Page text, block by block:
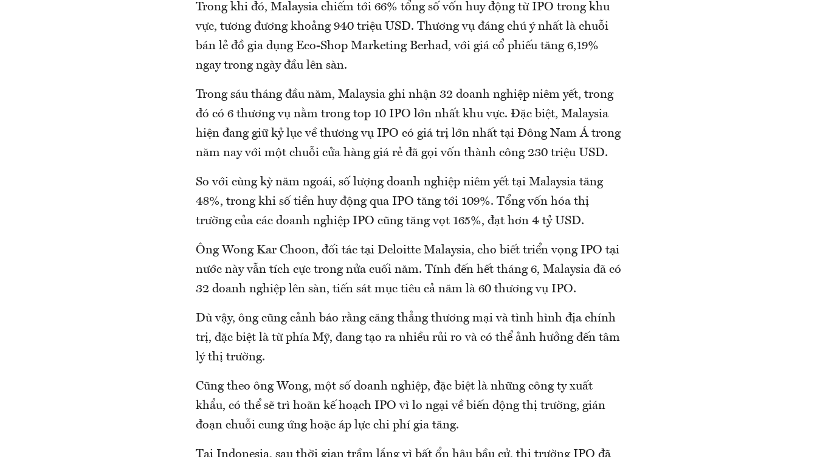
Trong khi đó, Malaysia chiếm tới 66% tổng số vốn huy động từ IPO trong khu
vực, tương đương khoảng 940 triệu USD. Thương vụ đáng chú ý nhất là chuỗi
bán lẻ đồ gia dụng Eco-Shop Marketing Berhad, với giá cổ phiếu tăng 6,19%
ngay trong ngày đầu lên sàn.
Trong sáu tháng đầu năm, Malaysia ghi nhận 32 doanh nghiệp niêm yết, trong
đó có 6 thương vụ nằm trong top 10 IPO lớn nhất khu vực. Đặc biệt, Malaysia
hiện đang giữ kỷ lục về thương vụ IPO có giá trị lớn nhất tại Đông Nam Á trong
năm nay với một chuỗi cửa hàng giá rẻ đã gọi vốn thành công 230 triệu USD.
So với cùng kỳ năm ngoái, số lượng doanh nghiệp niêm yết tại Malaysia tăng
48%, trong khi số tiền huy động qua IPO tăng tới 109%. Tổng vốn hóa thị
trường của các doanh nghiệp IPO cũng tăng vọt 165%, đạt hơn 4 tỷ USD.
Ông Wong Kar Choon, đối tác tại Deloitte Malaysia, cho biết triển vọng IPO tại
nước này vẫn tích cực trong nửa cuối năm. Tính đến hết tháng 6, Malaysia đã có
32 doanh nghiệp lên sàn, tiến sát mục tiêu cả năm là 60 thương vụ IPO.
Dù vậy, ông cũng cảnh báo rằng căng thẳng thương mại và tình hình địa chính
trị, đặc biệt là từ phía Mỹ, đang tạo ra nhiều rủi ro và có thể ảnh hưởng đến tâm
lý thị trường.
Cũng theo ông Wong, một số doanh nghiệp, đặc biệt là những công ty xuất
khẩu, có thể sẽ trì hoãn kế hoạch IPO vì lo ngại về biến động thị trường, gián
đoạn chuỗi cung ứng hoặc áp lực chi phí gia tăng.
Tại Indonesia, sau thời gian trầm lắng vì bất ổn hậu bầu cử, thị trường IPO đã